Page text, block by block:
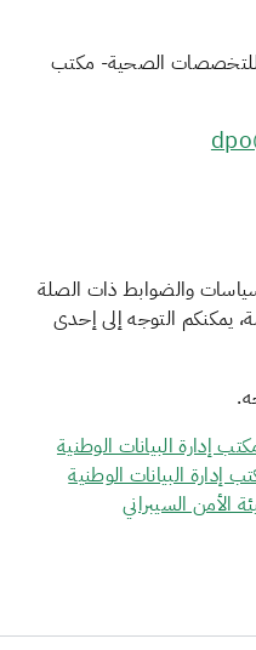
للتخصصات الصحية- مكتب
والضوابط ذات الصلة
يمكنكم التوجه إلى إحدى
إدارة البيانات الوطنية
إدارة البيانات الوطنية
الأمن السيبراني